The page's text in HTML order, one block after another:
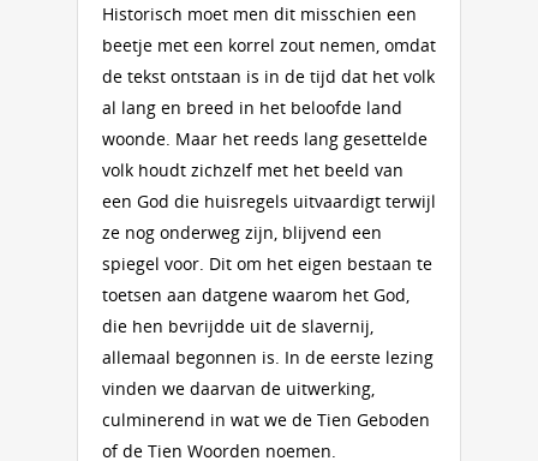
Historisch moet men dit misschien een
beetje met een korrel zout nemen, omdat
de tekst ontstaan is in de tijd dat het volk
al lang en breed in het beloofde land
woonde. Maar het reeds lang gesettelde
volk houdt zichzelf met het beeld van
een God die huisregels uitvaardigt terwijl
ze nog onderweg zijn, blijvend een
spiegel voor. Dit om het eigen bestaan te
toetsen aan datgene waarom het God,
die hen bevrijdde uit de slavernij,
allemaal begonnen is. In de eerste lezing
vinden we daarvan de uitwerking,
culminerend in wat we de Tien Geboden
of de Tien Woorden noemen.